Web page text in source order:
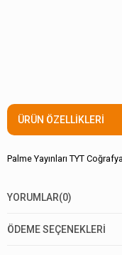
ÜRÜN ÖZELLIKLERI
Palme Yayınları TYT
YORUMLAR(0)
ÖDEME SEÇENEKLERI